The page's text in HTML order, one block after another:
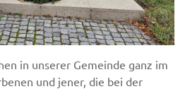
in unserer Gemeinde ganz im
und jener, die bei der